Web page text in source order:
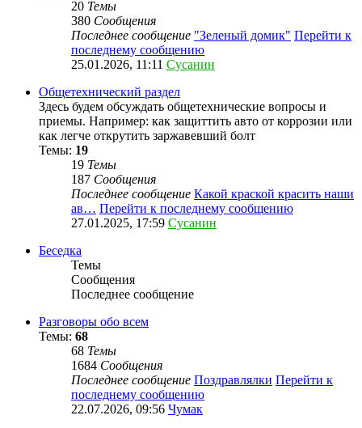
20 Темы
380 Сообщения
Последнее сообщение "Зеленый домик" Перейти к
последнему сообщению
25.01.2026, 11:11 Сусанин
Общетехнический раздел
Здесь будем обсуждать общетехнические вопросы и
приемы. Например: как защиттить авто от коррозии или
как легче открутить заржавевший болт
Темы: 19
19 Темы
187 Сообщения
Последнее сообщение Какой краской красить наши
ав… Перейти к последнему сообщению
27.01.2025, 17:59 Сусанин
Беседка
Темы
Сообщения
Последнее сообщение
Разговоры обо всем
Темы: 68
68 Темы
1684 Сообщения
Последнее сообщение Поздравлялки Перейти к
последнему сообщению
22.07.2026, 09:56 Чумак